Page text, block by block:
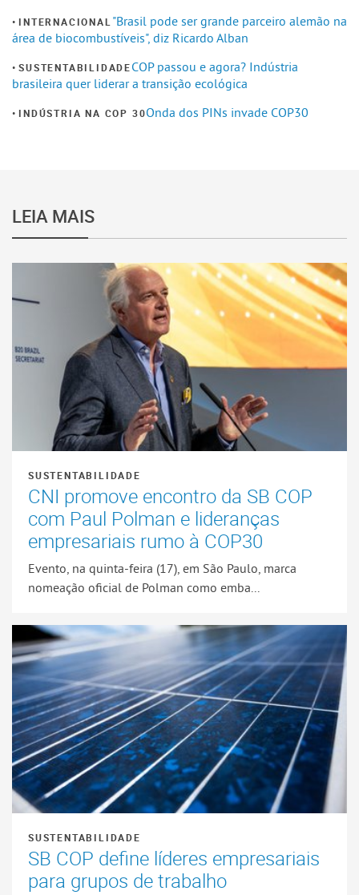
INTERNACIONAL"Brasil pode ser grande parceiro alemão na
área de biocombustíveis", diz Ricardo Alban
SUSTENTABILIDADECOP passou e agora? Indústria
brasileira quer liderar a transição ecológica
INDÚSTRIA NA COP 30Onda dos PINs invade COP30
LEIA MAIS
SUSTENTABILIDADE
CNI promove encontro da SB COP
com Paul Polman e lideranças
empresariais rumo à COP30
Evento, na quinta-feira (17), em São Paulo, marca
nomeação oficial de Polman como emba...
SUSTENTABILIDADE
SB COP define líderes empresariais
para grupos de trabalho